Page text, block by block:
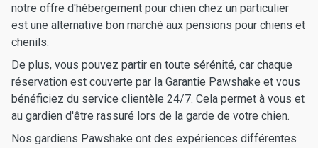
notre offre d'hébergement pour chien chez un particulier
est une alternative bon marché aux pensions pour chiens et
chenils.
De plus, vous pouvez partir en toute sérénité, car chaque
réservation est couverte par la Garantie Pawshake et vous
bénéficiez du service clientèle 24/7. Cela permet à vous et
au gardien d'être rassuré lors de la garde de votre chien.
Nos gardiens Pawshake ont des expériences différentes